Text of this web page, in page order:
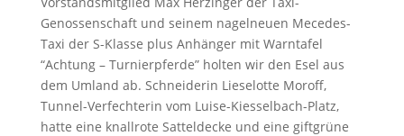
Genossenschaft und seinem nagelneuen Mecedes-
Taxi der S-Klasse plus Anhänger mit Warntafel
“Achtung – Turnierpferde” holten wir den Esel aus
dem Umland ab. Schneiderin Lieselotte Moroff,
Tunnel-Verfechterin vom Luise-Kiesselbach-Platz,
hatte eine knallrote Satteldecke und eine giftgrüne